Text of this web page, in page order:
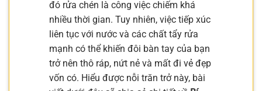
đó rửa chén là công việc chiếm khá
nhiều thời gian. Tuy nhiên, việc tiếp xúc
liên tục với nước và các chất tẩy rửa
mạnh có thể khiến đôi bàn tay của bạn
trở nên thô ráp, nứt nẻ và mất đi vẻ đẹp
vốn có. Hiểu được nỗi trăn trở này, bài